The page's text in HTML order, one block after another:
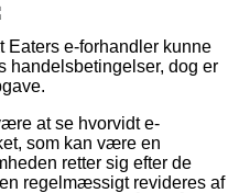
Eaters e-forhandler kunne
handelsbetingelser, dog er
at se hvorvidt e-
som kan være en
retter sig efter de
regelmæssigt revideres af